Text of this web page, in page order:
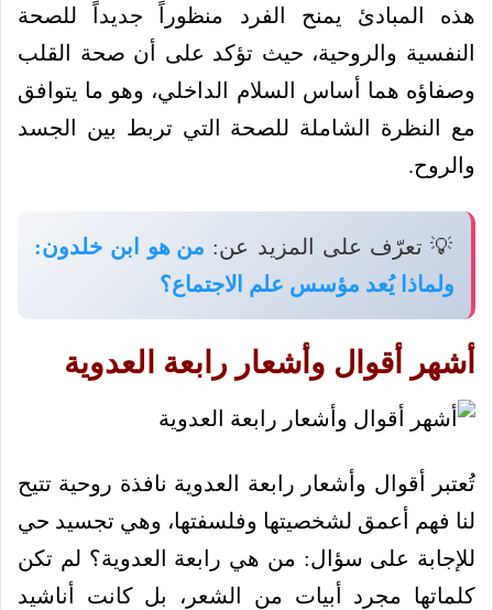
هذه المبادئ يمنح الفرد منظوراً جديداً للصحة
النفسية والروحية، حيث تؤكد على أن صحة القلب
وصفاؤه هما أساس السلام الداخلي، وهو ما يتوافق
مع النظرة الشاملة للصحة التي تربط بين الجسد
والروح.
💡 تعرّف على المزيد عن: من هو ابن خلدون:
ولماذا يُعد مؤسس علم الاجتماع؟
أشهر أقوال وأشعار رابعة العدوية
تُعتبر أقوال وأشعار رابعة العدوية نافذة روحية تتيح
لنا فهم أعمق لشخصيتها وفلسفتها، وهي تجسيد حي
للإجابة على سؤال: من هي رابعة العدوية؟ لم تكن
كلماتها مجرد أبيات من الشعر، بل كانت أناشيد